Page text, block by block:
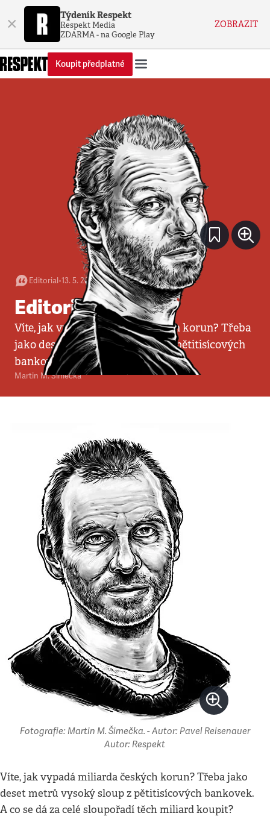
× Týdeník Respekt
Respekt Media
ZDARMA - na Google Play
ZOBRAZIT
Koupit předplatné
Editorial •13. 5. 2007•2minuty
Editorial
Víte, jak vypadá miliarda českých korun? Třeba
jako deset metrů vysoký sloup z pětitisícových
bankovek.
Martin M. Šimečka
Fotografie: Martin M. Šimečka. - Autor: Pavel Reisenauer
Autor: Respekt
Víte, jak vypadá miliarda českých korun? Třeba jako
deset metrů vysoký sloup z pětitisícových bankovek.
A co se dá za celé sloupořadí těch miliard koupit?